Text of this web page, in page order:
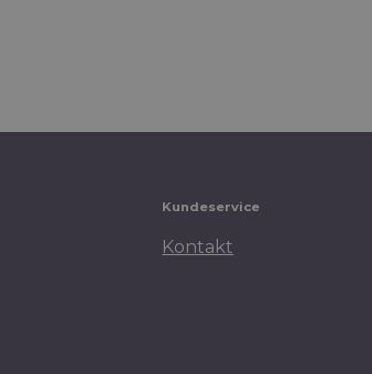
Kundeservice
Kontakt